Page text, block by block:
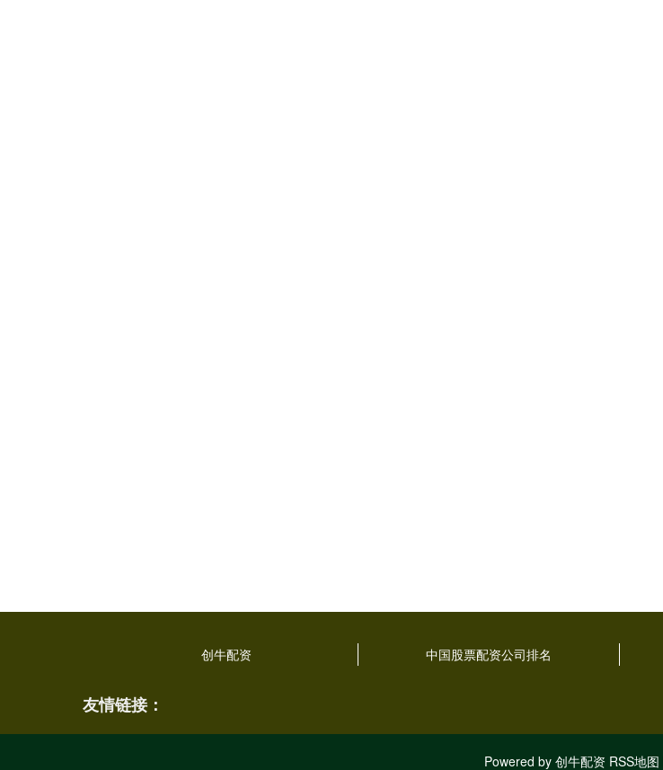
创牛配资 中国股票配资公司排名
友情链接：
Powered by 创牛配资 RSS地图